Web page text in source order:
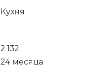
Кухня
2 132
24 месяца